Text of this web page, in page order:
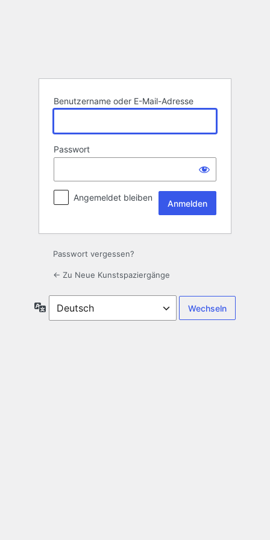
Benutzername oder E-Mail-Adresse
Passwort
Angemeldet bleiben
Passwort vergessen?
← Zu Neue Kunstspaziergänge
Sprache